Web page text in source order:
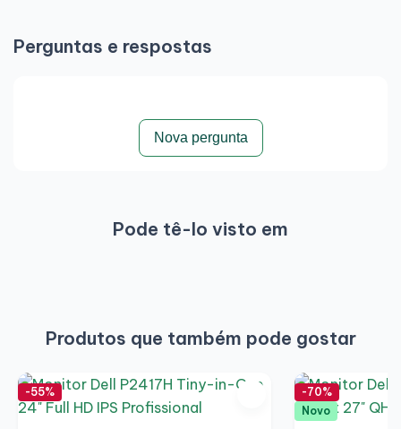
Perguntas e respostas
Nova pergunta
Pode tê-lo visto em
Produtos que também pode gostar
-55%
-70%
Novo